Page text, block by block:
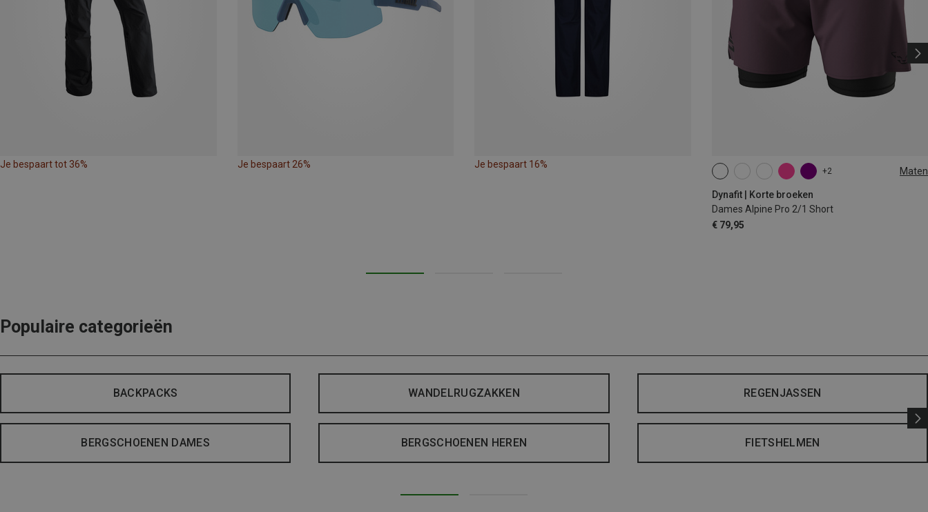
Je bespaart tot 36% Je bespaart 26% Je bespaart 16%
+2 Maten
Dynafit | Korte broeken
Dames Alpine Pro 2/1 Short
€ 79,95
XS S M XL
Populaire categorieën
BACKPACKS WANDELRUGZAKKEN REGENJASSEN
BERGSCHOENEN DAMES BERGSCHOENEN HEREN FIETSHELMEN